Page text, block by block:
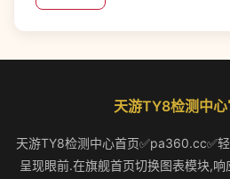
天游TY8检测中
天游TY8检测中心首页✅pa360.cc✅
呈现眼前.在旗舰首页切换图表模块,